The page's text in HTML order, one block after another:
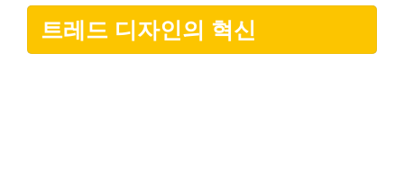
트레드 디자인의 혁신